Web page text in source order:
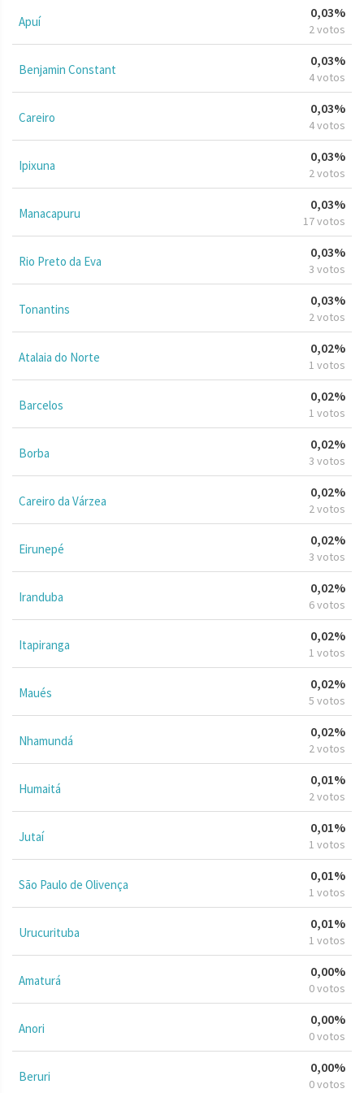
Apuí
0,03%
2 votos
Benjamin Constant
0,03%
4 votos
Careiro
0,03%
4 votos
Ipixuna
0,03%
2 votos
Manacapuru
0,03%
17 votos
Rio Preto da Eva
0,03%
3 votos
Tonantins
0,03%
2 votos
Atalaia do Norte
0,02%
1 votos
Barcelos
0,02%
1 votos
Borba
0,02%
3 votos
Careiro da Várzea
0,02%
2 votos
Eirunepé
0,02%
3 votos
Iranduba
0,02%
6 votos
Itapiranga
0,02%
1 votos
Maués
0,02%
5 votos
Nhamundá
0,02%
2 votos
Humaitá
0,01%
2 votos
Jutaí
0,01%
1 votos
São Paulo de Olivença
0,01%
1 votos
Urucurituba
0,01%
1 votos
Amaturá
0,00%
0 votos
Anori
0,00%
0 votos
Beruri
0,00%
0 votos